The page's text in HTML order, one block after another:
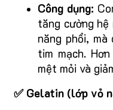
Công dụng:
tăng cường
năng phổi,
tim mạch.
mệt mỏi và
✅ Gelatin (lớp vỏ